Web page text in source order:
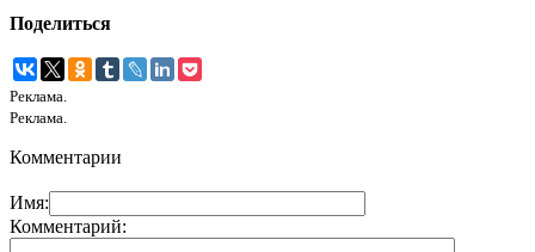
Поделиться
Реклама.
Реклама.
Комментарии
Имя:
Комментарий: